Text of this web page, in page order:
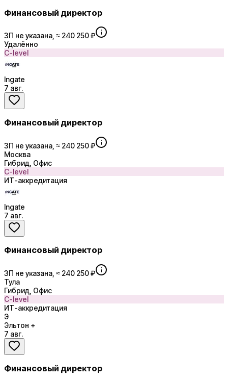
Финансовый директор
ЗП не указана, ≈ 240 250 ₽
Удалённо
C-level
Ingate
7 авг.
Финансовый директор
ЗП не указана, ≈ 240 250 ₽
Москва
Гибрид, Офис
C-level
ИТ-аккредитация
Ingate
7 авг.
Финансовый директор
ЗП не указана, ≈ 240 250 ₽
Тула
Гибрид, Офис
C-level
ИТ-аккредитация
Э
Эльтон +
7 авг.
Финансовый директор